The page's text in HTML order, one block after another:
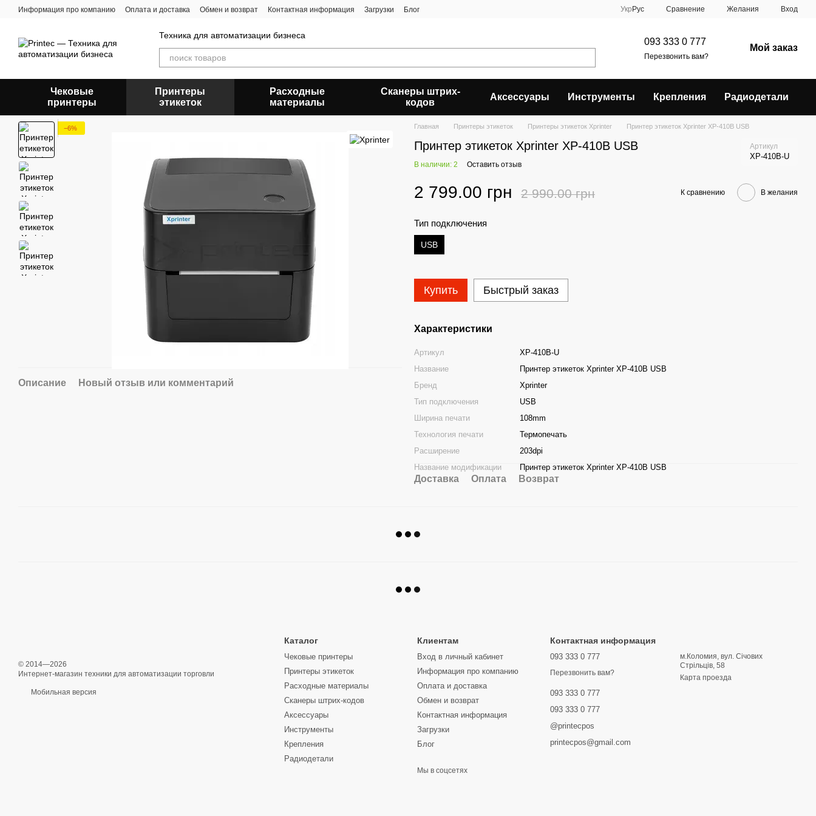
Перейти к основному контенту
Информация про компанию Оплата и доставка Обмен и возврат Контактная информация Загрузки Блог Укр Рус Сравнение Желания Вход
Техника для автоматизации бизнеса
093 333 0 777
Перезвонить вам?
Мой заказ
Чековые
принтеры
Принтеры
этикеток
Расходные
материалы
Сканеры штрих-
кодов
Аксессуары Инструменты Крепления Радиодетали
−6%
Описание Новый отзыв или комментарий
Главная Принтеры этикеток Принтеры этикеток Xprinter Принтер этикеток Xprinter XP-410B USB
Принтер этикеток Xprinter XP-410B USB Артикул
XP-410B-U
В наличии: 2 Оставить отзыв
2 799.00 грн 2 990.00 грн К сравнению В желания
Тип подключения
USB
Купить Быстрый заказ
Характеристики
Артикул
XP-410B-U
Название
Принтер этикеток Xprinter XP-410B USB
Бренд
Xprinter
Тип подключения
USB
Ширина печати
108mm
Технология печати
Термопечать
Расширение
203dpi
Название модификации
Принтер этикеток Xprinter XP-410B USB
Доставка Оплата Возврат
© 2014—2026
Интернет-магазин техники для автоматизации торговли
Мобильная версия
Каталог
Чековые принтеры
Принтеры этикеток
Расходные материалы
Сканеры штрих-кодов
Аксессуары
Инструменты
Крепления
Радиодетали
Клиентам
Вход в личный кабинет
Информация про компанию
Оплата и доставка
Обмен и возврат
Контактная информация
Загрузки
Блог
Мы в соцсетях
Контактная информация
093 333 0 777
Перезвонить вам?
093 333 0 777
093 333 0 777
@printecpos
printecpos@gmail.com
м.Коломия, вул. Січових
Стрільців, 58
Карта проезда